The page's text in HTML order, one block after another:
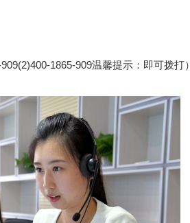
1865-909温馨提示：即可拨打）